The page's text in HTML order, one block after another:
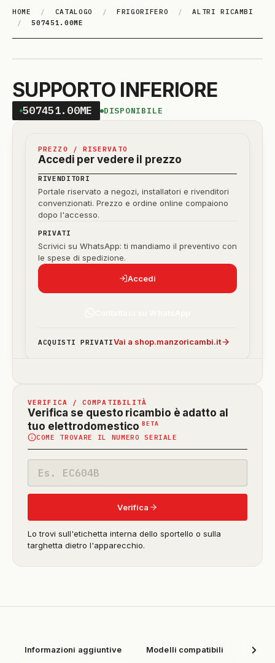
HOME / CATALOGO / FRIGORIFERO /
ALTRI RICAMBI
/
507451.00ME
SUPPORTO INFERIORE
507451.00ME DISPONIBILE
PREZZO / RISERVATO
Accedi per vedere il prezzo
RIVENDITORI
Portale riservato a negozi, installatori e rivenditori
convenzionati. Prezzo e ordine online compaiono
dopo l'accesso.
PRIVATI
Scrivici su WhatsApp: ti mandiamo il preventivo con
le spese di spedizione.
Accedi
ACQUISTI PRIVATIVai a shop.manzoricambi.it
VERIFICA / COMPATIBILITÀ
Verifica se questo ricambio è adatto al
tuo elettrodomestico BETA
in
beta)
COME TROVARE IL NUMERO SERIALE
modello
Verifica
Lo trovi sull'etichetta interna dello sportello o sulla
targhetta dietro l'apparecchio.
Informazioni aggiuntive Modelli compatibili